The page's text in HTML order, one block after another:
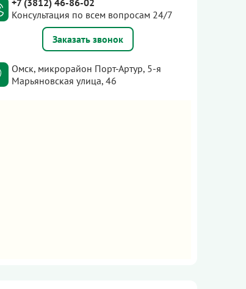
Консультация по всем вопросам 24/7
Заказать звонок
Омск, микрорайон Порт-Артур, 5-я
Марьяновская улица, 46